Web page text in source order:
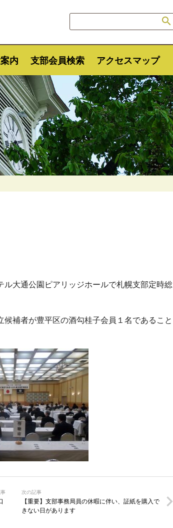
内 支部会員検索 アクセスマップ

大通公園ピアリッジホールで札幌支部定時総
補者が豊平区の酒勾桂子会員１名であること
次の記事
【重要】支部事務局員の休暇に伴い、証紙を購入で
きない日があります